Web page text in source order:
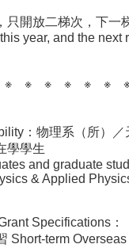
只開放二梯次，下一
year, and the next
※ ※ ※ ※ ※ ※
：物理系（所）
學學生
and graduate
& Applied
Specifications：
Short-term